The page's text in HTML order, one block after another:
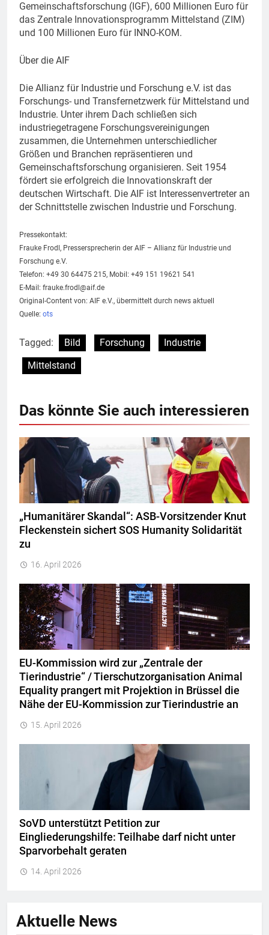
Gemeinschaftsforschung (IGF), 600 Millionen Euro für
das Zentrale Innovationsprogramm Mittelstand (ZIM)
und 100 Millionen Euro für INNO-KOM.
Über die AIF
Die Allianz für Industrie und Forschung e.V. ist das
Forschungs- und Transfernetzwerk für Mittelstand und
Industrie. Unter ihrem Dach schließen sich
industriegetragene Forschungsvereinigungen
zusammen, die Unternehmen unterschiedlicher
Größen und Branchen repräsentieren und
Gemeinschaftsforschung organisieren. Seit 1954
fördert sie erfolgreich die Innovationskraft der
deutschen Wirtschaft. Die AIF ist Interessenvertreter an
der Schnittstelle zwischen Industrie und Forschung.
Pressekontakt:
Frauke Frodl, Pressersprecherin der AIF – Allianz für Industrie und
Forschung e.V.
Telefon: +49 30 64475 215, Mobil: +49 151 19621 541
E-Mail: frauke.frodl@aif.de
Original-Content von: AIF e.V., übermittelt durch news aktuell
Quelle: ots
Tagged: Bild Forschung
Industrie
Mittelstand
Das könnte Sie auch interessieren
„Humanitärer Skandal“: ASB-Vorsitzender Knut
Fleckenstein sichert SOS Humanity Solidarität
zu
16. April 2026
EU-Kommission wird zur „Zentrale der
Tierindustrie“ / Tierschutzorganisation Animal
Equality prangert mit Projektion in Brüssel die
Nähe der EU-Kommission zur Tierindustrie an
15. April 2026
SoVD unterstützt Petition zur
Eingliederungshilfe: Teilhabe darf nicht unter
Sparvorbehalt geraten
14. April 2026
Aktuelle News